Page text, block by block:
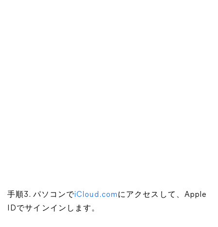
手順3. パソコンでiCloud.comにアクセスして、Apple
IDでサインインします。